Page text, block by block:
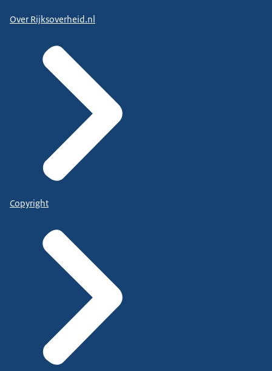
Over Rijksoverheid.nl
Copyright